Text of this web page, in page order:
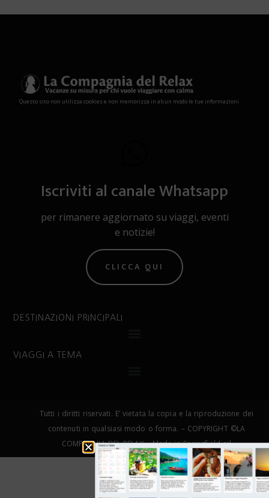
Questo sito non utilizza cookies e non memorizza in alcun modo le tue informazioni
Iscriviti al canale Whatsapp
per rimanere aggiornato su viaggi, eventi
e notizie!
CLICCA QUI
DESTINAZIONI PRINCIPALI
VIAGGI A TEMA
Tutti i diritti riservati. E’ vietata la copia e la riproduzione dei
contenuti in qualsiasi modo o forma. – COPYRIGHT ©LA
COMPAGNIA DEL RELAX – Made in Springfield srl